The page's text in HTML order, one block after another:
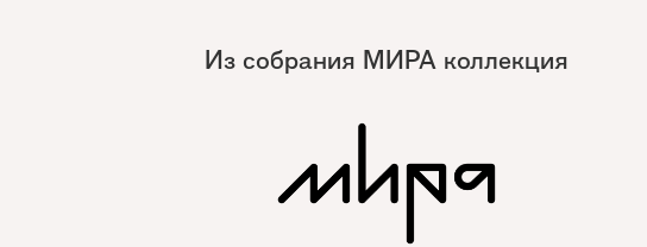
Из собрания МИРА коллекция